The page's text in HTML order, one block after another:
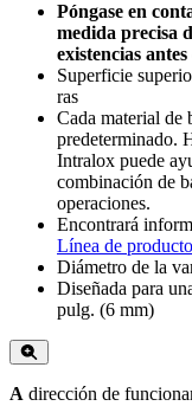
Póngase en
medida precisa
existencias
Superficie
ras
Cada material de
predeterminado.
Intralox puede
combinación de
operaciones.
Encontrará
Línea de
Diámetro de la
Diseñada para
pulg. (6 mm)
A dirección de